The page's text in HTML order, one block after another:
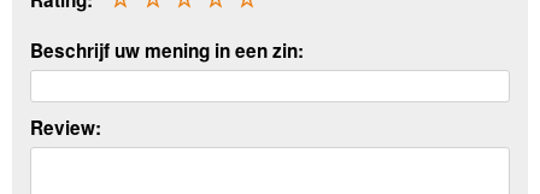
Beschrijf uw mening in een zin:
Review: